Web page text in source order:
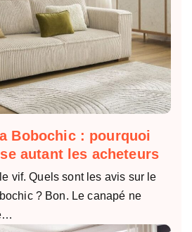
Bobochic : pourquoi
autant les acheteurs
vif. Quels sont les avis sur le
? Bon. Le canapé ne